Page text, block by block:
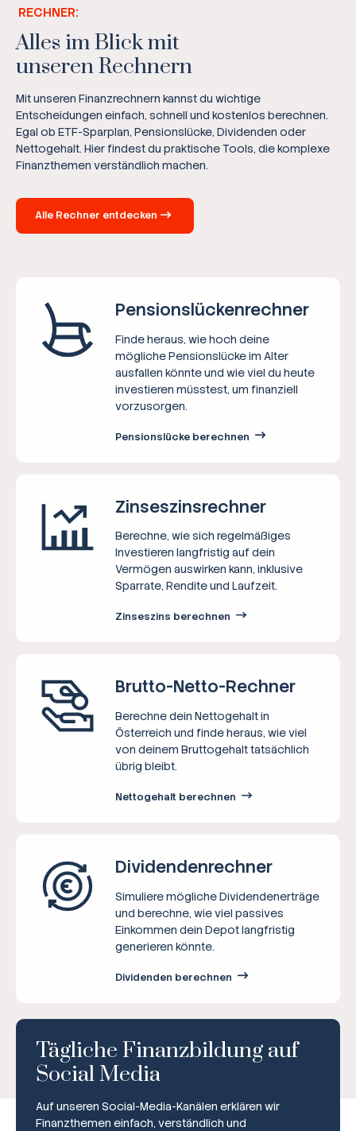
RECHNER:
Alles im Blick mit
unseren Rechnern
Mit unseren Finanzrechnern kannst du wichtige
Entscheidungen einfach, schnell und kostenlos berechnen.
Egal ob ETF-Sparplan, Pensionslücke, Dividenden oder
Nettogehalt. Hier findest du praktische Tools, die komplexe
Finanzthemen verständlich machen.
Alle Rechner entdecken
Pensions­lücken­rechner
Finde heraus, wie hoch deine
mögliche Pensionslücke im Alter
ausfallen könnte und wie viel du heute
investieren müsstest, um finanziell
vorzusorgen.
Pensionslücke berechnen
Zinseszins­rechner
Berechne, wie sich regelmäßiges
Investieren langfristig auf dein
Vermögen auswirken kann, inklusive
Sparrate, Rendite und Laufzeit.
Zinseszins berechnen
Brutto-Netto-­Rechner
Berechne dein Nettogehalt in
Österreich und finde heraus, wie viel
von deinem Bruttogehalt tatsächlich
übrig bleibt.
Nettogehalt berechnen
Dividenden­rechner
Simuliere mögliche Dividendenerträge
und berechne, wie viel passives
Einkommen dein Depot langfristig
generieren könnte.
Dividenden berechnen
Tägliche Finanzbildung auf
Social Media
Auf unseren Social-Media-Kanälen erklären wir
Finanzthemen einfach, verständlich und